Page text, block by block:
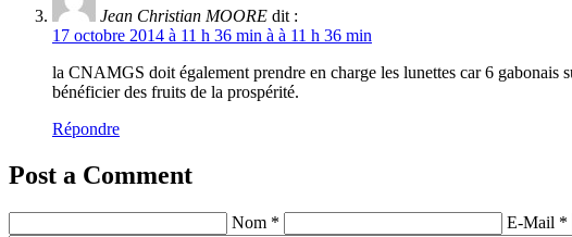
Jean Christian MOORE dit :
17 octobre 2014 à 11 h 36 min à à 11 h 36 min
la CNAMGS doit également prendre en charge les lunettes car 6 gabonais
bénéficier des fruits de la prospérité.
Répondre
Post a Comment
Nom * E-Mail *